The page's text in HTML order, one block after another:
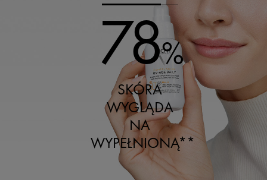
78%
SKÓRA
WYGLĄDA
NA
WYPEŁNIONĄ**